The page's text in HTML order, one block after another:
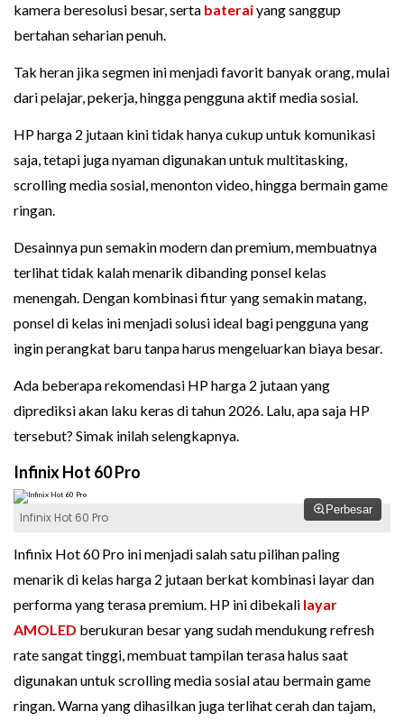
kamera beresolusi besar, serta bateraiyang sanggup
bertahan seharian penuh.
Tak heran jika segmen ini menjadi favorit banyak orang, mulai
dari pelajar, pekerja, hingga pengguna aktif media sosial.
HP harga 2 jutaan kini tidak hanya cukup untuk komunikasi
saja, tetapi juga nyaman digunakan untuk multitasking,
scrolling media sosial, menonton video, hingga bermain game
ringan.
Desainnya pun semakin modern dan premium, membuatnya
terlihat tidak kalah menarik dibanding ponsel kelas
menengah. Dengan kombinasi fitur yang semakin matang,
ponsel di kelas ini menjadi solusi ideal bagi pengguna yang
ingin perangkat baru tanpa harus mengeluarkan biaya besar.
Ada beberapa rekomendasi HP harga 2 jutaan yang
diprediksi akan laku keras di tahun 2026. Lalu, apa saja HP
tersebut? Simak inilah selengkapnya.
Infinix Hot 60 Pro
Perbesar
Infinix Hot 60 Pro
Infinix Hot 60 Pro ini menjadi salah satu pilihan paling
menarik di kelas harga 2 jutaan berkat kombinasi layar dan
performa yang terasa premium. HP ini dibekali layar
AMOLED berukuran besar yang sudah mendukung refresh
rate sangat tinggi, membuat tampilan terasa halus saat
digunakan untuk scrolling media sosial atau bermain game
ringan. Warna yang dihasilkan juga terlihat cerah dan tajam,